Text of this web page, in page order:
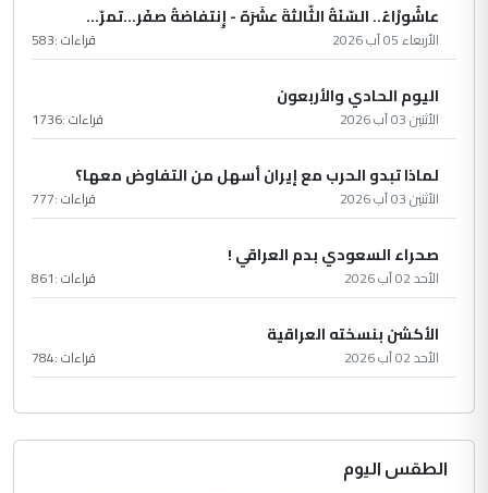
عاشُورْاءُ.. السّنَةُ الثّالثةَ عشَرَة - إِنتفاضةُ صفَر…تمرّ...
الأربعاء 05 آب 2026 قراءات :583
اليوم الحادي والأربعون
الأثنين 03 آب 2026 قراءات :1736
لماذا تبدو الحرب مع إيران أسهل من التفاوض معها؟
الأثنين 03 آب 2026 قراءات :777
صحراء السعودي بدم العراقي !
الأحد 02 آب 2026 قراءات :861
الأكشن بنسخته العراقية
الأحد 02 آب 2026 قراءات :784
الطقس اليوم